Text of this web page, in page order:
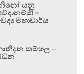
නිනෝ යනු
–
මහාචාර්ය
කම්හල –